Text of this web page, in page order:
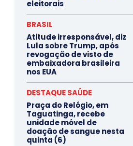
eleitorais
BRASIL
Atitude irresponsável, diz
Lula sobre Trump, após
revogação de visto de
embaixadora brasileira
nos EUA
DESTAQUE SAÚDE
Praça do Relógio, em
Taguatinga, recebe
unidade móvel de
doação de sangue nesta
quinta (6)